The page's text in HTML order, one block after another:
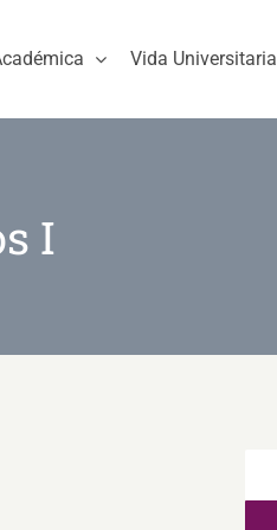
Vida Universitaria
I